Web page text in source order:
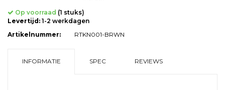
Op voorraad (1 stuks)
Levertijd: 1-2 werkdagen
Artikelnummer:
RTKN001-BRWN
INFORMATIE SPEC REVIEWS